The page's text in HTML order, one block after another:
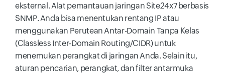
eksternal. Alat pemantauan jaringan Site24x7 berbasis
SNMP. Anda bisa menentukan rentang IP atau
menggunakan Perutean Antar-Domain Tanpa Kelas
(Classless Inter-Domain Routing/CIDR) untuk
menemukan perangkat di jaringan Anda. Selain itu,
aturan pencarian, perangkat, dan filter antarmuka